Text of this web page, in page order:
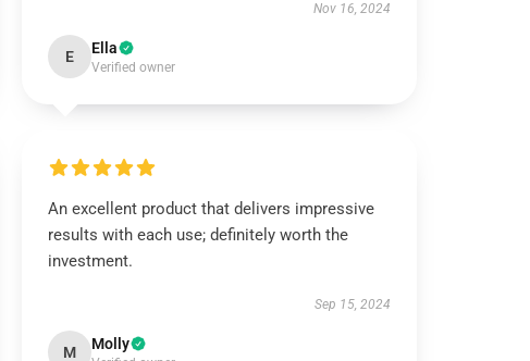
Nov 16, 2024
E Ella
Verified owner
An excellent product that delivers impressive
results with each use; definitely worth the
investment.
Sep 15, 2024
M Molly